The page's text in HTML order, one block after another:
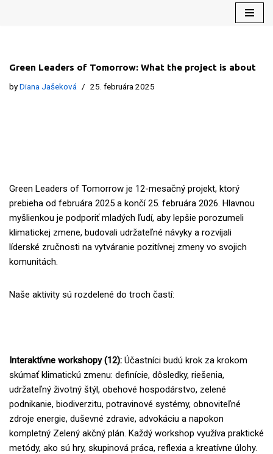
obsah
Green Leaders of Tomorrow: What the project is about
byDiana Jašeková 25. februára 2025
Green Leaders of Tomorrow je 12-mesačný projekt, ktorý
prebieha od februára 2025 a končí 25. februára 2026. Hlavnou
myšlienkou je podporiť mladých ľudí, aby lepšie porozumeli
klimatickej zmene, budovali udržateľné návyky a rozvíjali
líderské zručnosti na vytváranie pozitívnej zmeny vo svojich
komunitách.
Naše aktivity sú rozdelené do troch častí:
Interaktívne workshopy (12): Účastníci budú krok za krokom
skúmať klimatickú zmenu: definície, dôsledky, riešenia,
udržateľný životný štýl, obehové hospodárstvo, zelené
podnikanie, biodiverzitu, potravinové systémy, obnoviteľné
zdroje energie, duševné zdravie, advokáciu a napokon
kompletný Zelený akčný plán. Každý workshop využíva praktické
metódy, ako sú hry, skupinová práca, reflexia a kreatívne úlohy.